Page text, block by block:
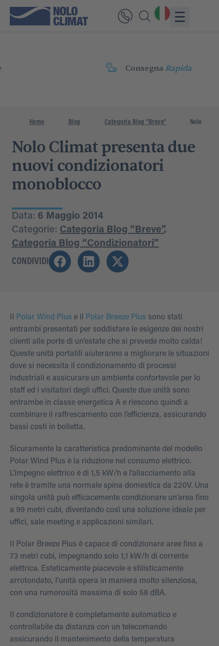
ConsegnaRapida
Home Blog Categoria Blog "Breve" Nolo
Nolo Climat presenta due
nuovi condizionatori
monoblocco
Data: 6 Maggio 2014
Categorie: Categoria Blog “Breve”,
Categoria Blog “Condizionatori”
CONDIVIDI
Polar Wind Plus e il Polar Breeze Plus sono stati
entrambi presentati per soddisfare le esigenze dei nostri
clienti alle porte di un’estate che si prevede molto calda!
Queste unità portatili aiuteranno a migliorare le situazioni
dove si necessita il condizionamento di processi
industriali e assicurare un ambiente confortevole per lo
staff ed i visitatori degli uffici. Queste due unità sono
entrambe in classe energetica A e riescono quindi a
combinare il raffrescamento con l’efficienza, assicurando
bassi costi in bolletta.
Sicuramente la caratteristica predominante del modello
Polar Wind Plus è la riduzione nel consumo elettrico.
L’impegno elettrico è di 1,5 kW/h e l’allacciamento alla
rete è tramite una normale spina domestica da 220V. Una
singola unità può efficacemente condizionare un’area fino
a 99 metri cubi, diventando così una soluzione ideale per
uffici, sale meeting e applicazioni similari.
Il Polar Breeze Plus è capace di condizionare aree fino a
73 metri cubi, impegnando solo 1,1 kW/h di corrente
elettrica. Esteticamente piacevole e stilisticamente
arrotondato, l’unità opera in maniera molto silenziosa,
con una rumorosità massima di solo 58 dBA.
Il condizionatore è completamente automatico e
controllabile da distanza con un telecomando
assicurando il mantenimento della temperatura